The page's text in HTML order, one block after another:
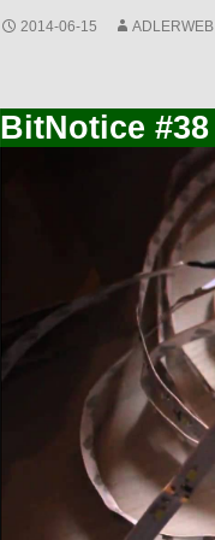
2014-06-15 ADLERWEB
BitNotice